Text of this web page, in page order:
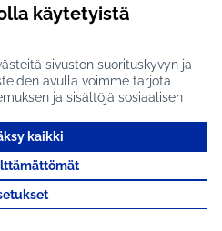
käytetyistä
sivuston suorituskyvyn ja
avulla voimme tarjota
ja sisältöjä sosiaalisen
kaikki
nuorisotalo- ja muu
Hyrylässä ei ole paik…
Hyrylä
mukaan: Lapset ja nuoret